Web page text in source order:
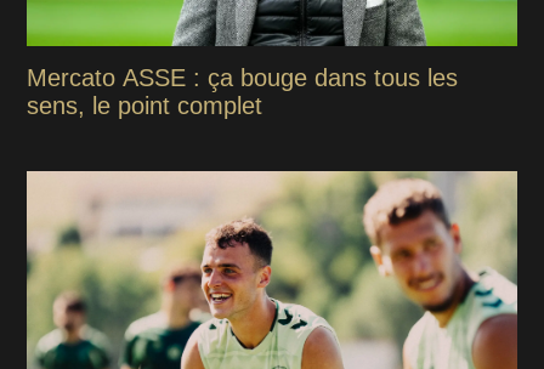
Mercato ASSE : ça bouge dans tous les
sens, le point complet